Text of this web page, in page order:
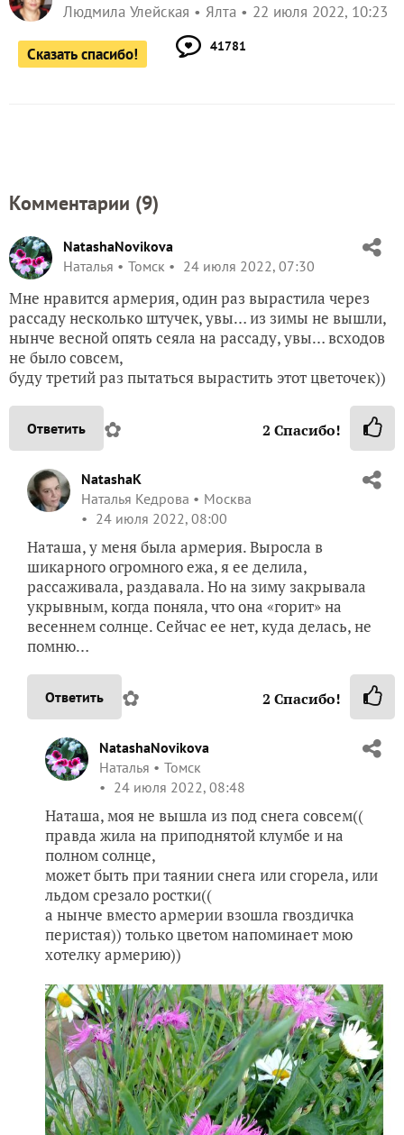
Людмила Улейская Ялта 22 июля 2022, 10:23
Сказать спасибо! 41781
Комментарии (9)
NatashaNovikova
Наталья
Томск 24 июля 2022, 07:30
Мне нравится армерия, один раз вырастила через
рассаду несколько штучек, увы… из зимы не вышли,
нынче весной опять сеяла на рассаду, увы… всходов
не было совсем,
буду третий раз пытаться вырастить этот цветочек))
Ответить ✿ 2 Спасибо!
NatashaK
Наталья Кедрова
Москва
24 июля 2022, 08:00
Наташа, у меня была армерия. Выросла в
шикарного огромного ежа, я ее делила,
рассаживала, раздавала. Но на зиму закрывала
укрывным, когда поняла, что она «горит» на
весеннем солнце. Сейчас ее нет, куда делась, не
помню…
Ответить ✿ 2 Спасибо!
NatashaNovikova
Наталья
Томск
24 июля 2022, 08:48
Наташа, моя не вышла из под снега совсем((
правда жила на приподнятой клумбе и на
полном солнце,
может быть при таянии снега или сгорела, или
льдом срезало ростки((
а нынче вместо армерии взошла гвоздичка
перистая)) только цветом напоминает мою
хотелку армерию))